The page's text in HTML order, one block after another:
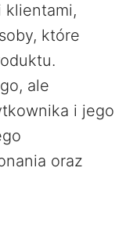
klientami,
które
ale
i jego
oraz